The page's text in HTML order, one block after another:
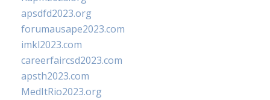
apsdfd2023.org
forumausape2023.com
imkl2023.com
careerfaircsd2023.com
apsth2023.com
MedItRio2023.org